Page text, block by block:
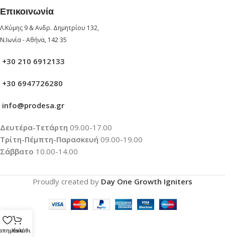
Επικοινωνία
Λ.Κύμης 9 & Ανδρ. Δημητρίου 132,
Ν.Ιωνία - Αθήνα, 142 35
+30 210 6912133
+30 6947726280
info@prodesa.gr
Δευτέρα-Τετάρτη 09.00-17.00
Τρίτη-Πέμπτη-Παρασκευή 09.00-19.00
Σάββατο 10.00-14.00
Proudly created by Day One Growth Igniters
Καλάθι